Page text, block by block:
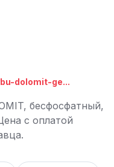
dolomit-ge...
бесфосфатный,
с оплатой